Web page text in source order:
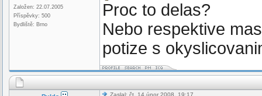
Založen: 22.07.2005
Příspěvky: 500
Bydliště: Brno
Proc to delas?
Nebo respektive
potize s
Zaslal: čt, 14.únor 2008, 19:17